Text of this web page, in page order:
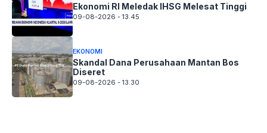
Ekonomi RI Meledak IHSG Melesat Tinggi
09-08-2026 - 13.45
EKONOMI
Skandal Dana Perusahaan Mantan Bos
Diseret
09-08-2026 - 13.30